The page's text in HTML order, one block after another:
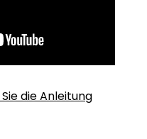
die Anleitung